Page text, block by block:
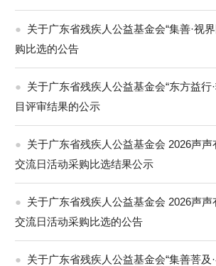
● 关于广东省残疾人公益基金会“集善·视
购比选的公告
● 关于广东省残疾人公益基金会“东方益行·
目评审结果的公示
● 关于广东省残疾人公益基金会 2026声
交流日活动采购比选结果公示
● 关于广东省残疾人公益基金会 2026声
交流日活动采购比选的公告
● 关于广东省残疾人公益基金会“集善菩及